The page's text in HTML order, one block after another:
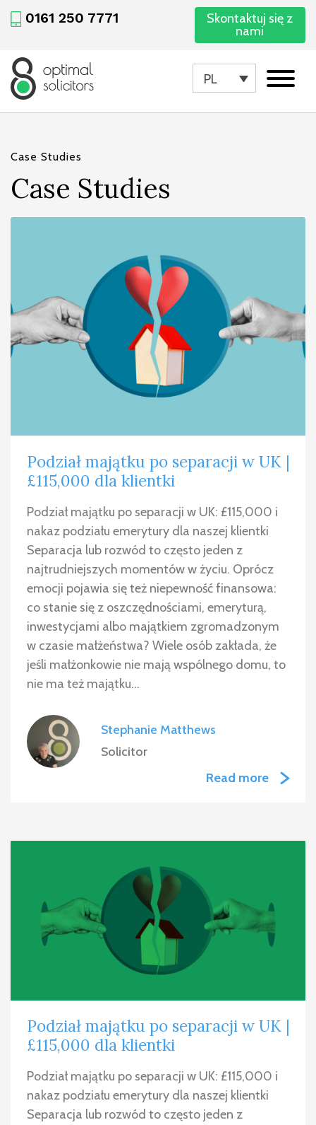
0161 250 7771
Skontaktuj się z
nami
PL
Case Studies
Case Studies
Podział majątku po separacji w UK |
£115,000 dla klientki
Podział majątku po separacji w UK: £115,000 i
nakaz podziału emerytury dla naszej klientki
Separacja lub rozwód to często jeden z
najtrudniejszych momentów w życiu. Oprócz
emocji pojawia się też niepewność finansowa:
co stanie się z oszczędnościami, emeryturą,
inwestycjami albo majątkiem zgromadzonym
w czasie małżeństwa? Wiele osób zakłada, że
jeśli małżonkowie nie mają wspólnego domu, to
nie ma też majątku…
Stephanie Matthews
Solicitor
Read more
Podział majątku po separacji w UK |
£115,000 dla klientki
Podział majątku po separacji w UK: £115,000 i
nakaz podziału emerytury dla naszej klientki
Separacja lub rozwód to często jeden z